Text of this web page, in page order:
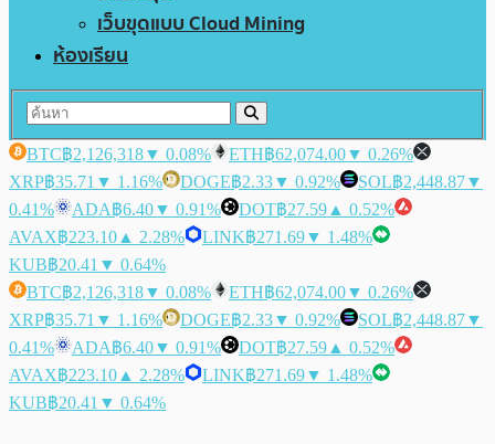
เว็บขุดแบบ Cloud Mining
ห้องเรียน
BTC฿2,126,318▼ 0.08% ETH฿62,074.00▼ 0.26%
XRP฿35.71 ▼ 1.16% DOGE฿2.33▼ 0.92% SOL฿2,448.87▼
0.41%
ADA฿6.40▼ 0.91% DOT฿27.59 ▲ 0.52%
AVAX฿223.10 ▲ 2.28% LINK฿271.69▼ 1.48%
KUB฿20.41 ▼ 0.64%
BTC฿2,126,318▼ 0.08% ETH฿62,074.00▼ 0.26%
XRP฿35.71 ▼ 1.16% DOGE฿2.33▼ 0.92% SOL฿2,448.87▼
0.41%
ADA฿6.40▼ 0.91% DOT฿27.59 ▲ 0.52%
AVAX฿223.10 ▲ 2.28% LINK฿271.69▼ 1.48%
KUB฿20.41 ▼ 0.64%